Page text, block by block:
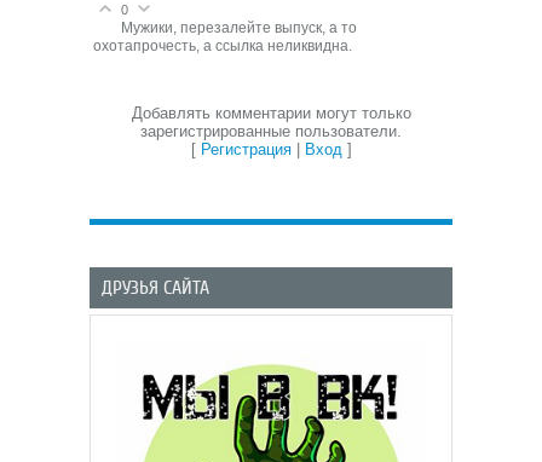
0
Мужики, перезалейте выпуск, а то
охотапрочесть, а ссылка неликвидна.
Добавлять комментарии могут только
зарегистрированные пользователи.
[ Регистрация| Вход]
ДРУЗЬЯ САЙТА